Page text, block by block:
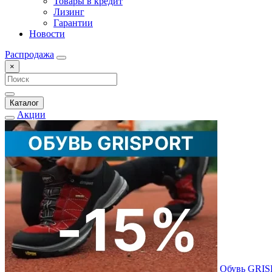
Лизинг
Гарантии
Новости
Распродажа
×
Каталог
Акции
Обувь